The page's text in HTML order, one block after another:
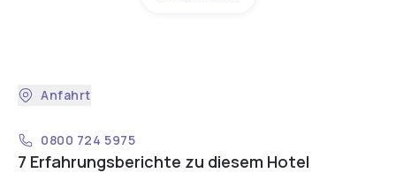
Anfahrt
0800 724 5975
7 Erfahrungsberichte zu diesem Hotel